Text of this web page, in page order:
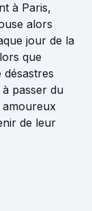
à Paris,
alors
jour de la
que
passer du
de leur